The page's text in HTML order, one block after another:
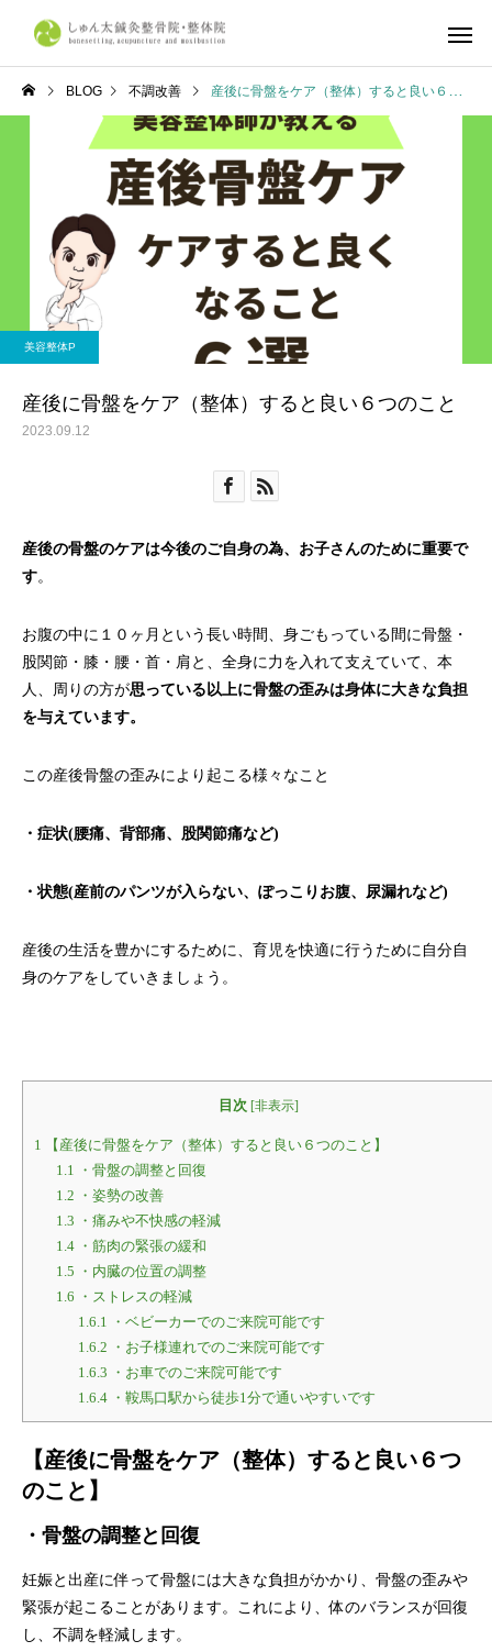
しゅん太式整体
産前・産後整体
体の症状について
京都市で整体ならしゅん太
鍼灸整骨院・整体院へ
合・合宿・遠征後の疲
復とコンディショニン
BLOG 不調改善 産後に骨盤をケア（整体）すると良い６つのこと
美容整体P
産後に骨盤をケア（整体）すると良い６つのこと
2023.09.12
産後の骨盤のケアは今後のご自身の為、お子さんのために重要で
す。
お腹の中に１０ヶ月という長い時間、身ごもっている間に骨盤・
股関節・膝・腰・首・肩と、全身に力を入れて支えていて、本
人、周りの方が思っている以上に骨盤の歪みは身体に大きな負担
を与えています。
この産後骨盤の歪みにより起こる様々なこと
・症状(腰痛、背部痛、股関節痛など)
・状態(産前のパンツが入らない、ぽっこりお腹、尿漏れなど)
産後の生活を豊かにするために、育児を快適に行うために自分自
身のケアをしていきましょう。
目次 [非表示]
1 【産後に骨盤をケア（整体）すると良い６つのこと】
1.1 ・骨盤の調整と回復
1.2 ・姿勢の改善
1.3 ・痛みや不快感の軽減
1.4・筋肉の緊張の緩和
1.5 ・内臓の位置の調整
1.6 ・ストレスの軽減
1.6.1 ・ベビーカーでのご来院可能です
1.6.2 ・お子様連れでのご来院可能です
1.6.3 ・お車でのご来院可能です
1.6.4・鞍馬口駅から徒歩1分で通いやすいです
【産後に骨盤をケア（整体）すると良い６つ
のこと】
・骨盤の調整と回復
妊娠と出産に伴って骨盤には大きな負担がかかり、骨盤の歪みや
緊張が起こることがあります。これにより、体のバランスが回復
し、不調を軽減します。